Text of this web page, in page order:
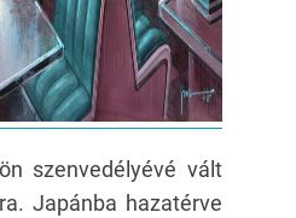
szenvedélyévé vált
Japánba hazatérve